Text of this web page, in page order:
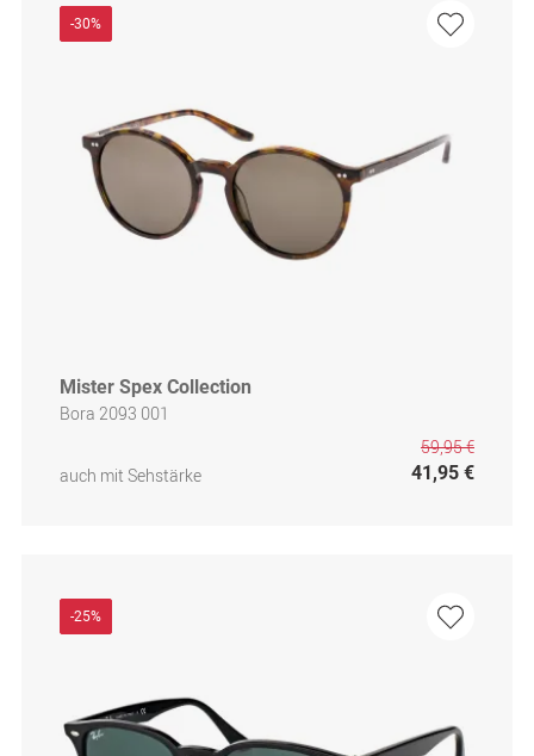
-30%
Mister Spex Collection
Bora 2093 001
auch mit Sehstärke
59,95 €
41,95 €
-25%